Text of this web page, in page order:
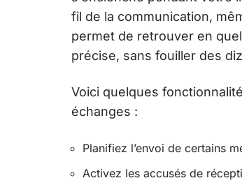
fil de la communication,
permet de retrouver en
précise, sans fouiller des
Voici quelques
échanges :
Planifiez l’envoi de certains
Activez les accusés de